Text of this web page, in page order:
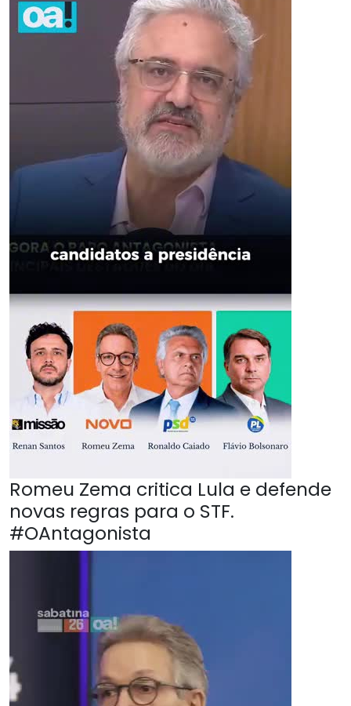
Romeu Zema critica Lula e defende
novas regras para o STF.
#OAntagonista